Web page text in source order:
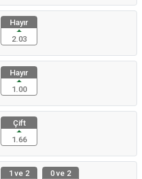
Hayır
2.03
Hayır
1.00
Çift
1.66
1 ve 2
0 ve 2